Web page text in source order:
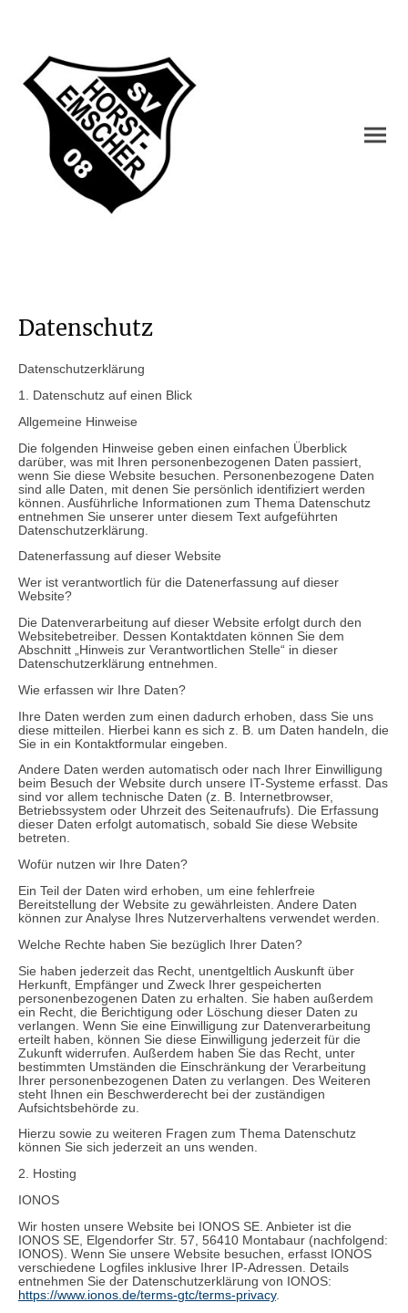
Datenschutz
Datenschutz­erklärung
1. Datenschutz auf einen Blick
Allgemeine Hinweise
Die folgenden Hinweise geben einen einfachen Überblick
darüber, was mit Ihren personenbezogenen Daten passiert,
wenn Sie diese Website besuchen. Personenbezogene Daten
sind alle Daten, mit denen Sie persönlich identifiziert werden
können. Ausführliche Informationen zum Thema Datenschutz
entnehmen Sie unserer unter diesem Text aufgeführten
Datenschutzerklärung.
Datenerfassung auf dieser Website
Wer ist verantwortlich für die Datenerfassung auf dieser
Website?
Die Datenverarbeitung auf dieser Website erfolgt durch den
Websitebetreiber. Dessen Kontaktdaten können Sie dem
Abschnitt „Hinweis zur Verantwortlichen Stelle“ in dieser
Datenschutzerklärung entnehmen.
Wie erfassen wir Ihre Daten?
Ihre Daten werden zum einen dadurch erhoben, dass Sie uns
diese mitteilen. Hierbei kann es sich z. B. um Daten handeln, die
Sie in ein Kontaktformular eingeben.
Andere Daten werden automatisch oder nach Ihrer Einwilligung
beim Besuch der Website durch unsere IT-Systeme erfasst. Das
sind vor allem technische Daten (z. B. Internetbrowser,
Betriebssystem oder Uhrzeit des Seitenaufrufs). Die Erfassung
dieser Daten erfolgt automatisch, sobald Sie diese Website
betreten.
Wofür nutzen wir Ihre Daten?
Ein Teil der Daten wird erhoben, um eine fehlerfreie
Bereitstellung der Website zu gewährleisten. Andere Daten
können zur Analyse Ihres Nutzerverhaltens verwendet werden.
Welche Rechte haben Sie bezüglich Ihrer Daten?
Sie haben jederzeit das Recht, unentgeltlich Auskunft über
Herkunft, Empfänger und Zweck Ihrer gespeicherten
personenbezogenen Daten zu erhalten. Sie haben außerdem
ein Recht, die Berichtigung oder Löschung dieser Daten zu
verlangen. Wenn Sie eine Einwilligung zur Datenverarbeitung
erteilt haben, können Sie diese Einwilligung jederzeit für die
Zukunft widerrufen. Außerdem haben Sie das Recht, unter
bestimmten Umständen die Einschränkung der Verarbeitung
Ihrer personenbezogenen Daten zu verlangen. Des Weiteren
steht Ihnen ein Beschwerderecht bei der zuständigen
Aufsichtsbehörde zu.
Hierzu sowie zu weiteren Fragen zum Thema Datenschutz
können Sie sich jederzeit an uns wenden.
2. Hosting
IONOS
Wir hosten unsere Website bei IONOS SE. Anbieter ist die
IONOS SE, Elgendorfer Str. 57, 56410 Montabaur (nachfolgend:
IONOS). Wenn Sie unsere Website besuchen, erfasst IONOS
verschiedene Logfiles inklusive Ihrer IP-Adressen. Details
entnehmen Sie der Datenschutzerklärung von IONOS:
https://www.ionos.de/terms-gtc/terms-privacy.